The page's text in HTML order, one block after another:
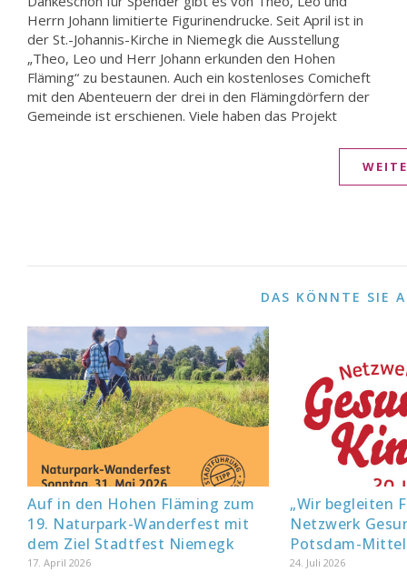
Herrn Johann limitierte Figurinendrucke. Seit April ist in
der St.-Johannis-Kirche in Niemegk die Ausstellung
„Theo, Leo und Herr Johann erkunden den Hohen
Fläming“ zu bestaunen. Auch ein kostenloses Comicheft
mit den Abenteuern der drei in den Flämingdörfern der
Gemeinde ist erschienen. Viele haben das Projekt
eine A5-große, nummerierte Druck-Grafik. Dieser zeigt
die Figurine einer der drei Helden mit Entwürfen des
Zeichners Jan Suski. Die Drucke sind jeweils von ihrem
DAS KÖNNTE SIE
Auf in den Hohen Fläming zum
19. Naturpark-Wanderfest mit
dem Ziel Stadtfest Niemegk
17. April 2026
„Wir begleiten
Netzwerk
Potsdam-
24. Juli 2026